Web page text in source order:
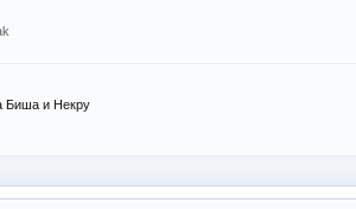
Биша и Некру